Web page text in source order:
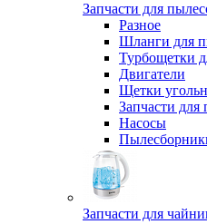
Запчасти для
Разное
Шланги для
Турбощетки
Двигатели
Щетки
Запчасти для
Насосы
Запчасти для